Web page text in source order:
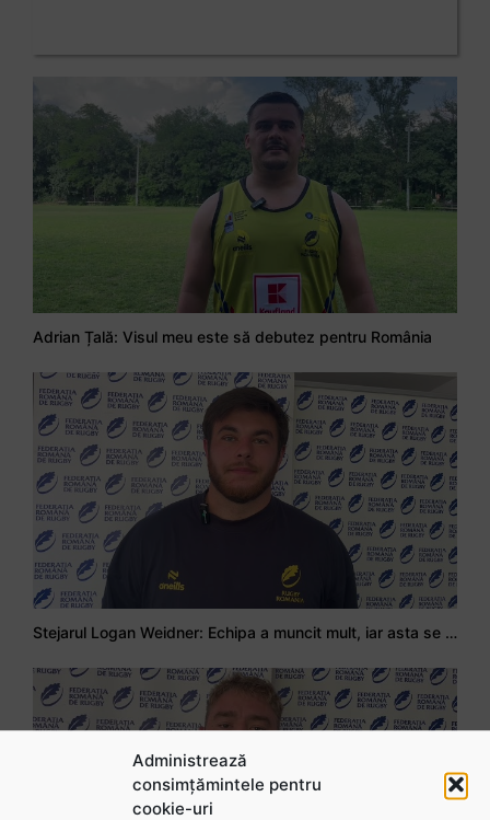
Administrează
consimțămintele pentru
cookie-uri
Adrian Țală: Visul meu este să debutez pentru România
Stejarul Logan Weidner: Echipa a muncit mult, iar asta se va vedea în meciurile de la Nations Cup